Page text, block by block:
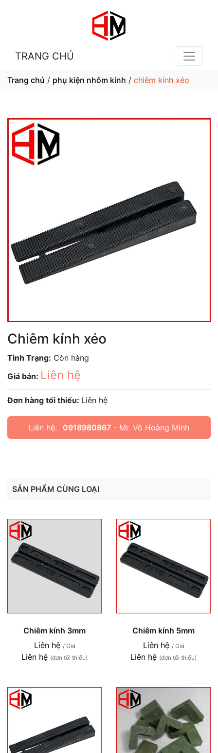
TRANG CHỦ
Trang chủ / phụ kiện nhôm kính / chiêm kính xéo
Chiêm kính xéo
Tình Trạng: Còn hàng
Giá bán: Liên hệ
Đơn hàng tối thiểu: Liên hệ
Liên hệ: 0918980867 - Mr. Võ Hoàng Minh
SẢN PHẨM CÙNG LOẠI
Chiêm kính 3mm
Liên hệ / Giá
Liên hệ (đơn tối thiểu)
Chiêm kính 5mm
Liên hệ / Giá
Liên hệ (đơn tối thiểu)